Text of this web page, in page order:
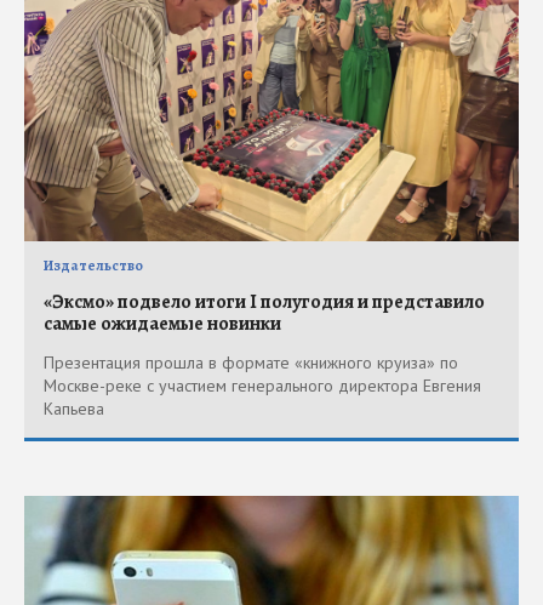
Издательство
«Эксмо» подвело итоги I полугодия и представило
самые ожидаемые новинки
Презентация прошла в формате «книжного круиза» по
Москве-реке с участием генерального директора Евгения
Капьева